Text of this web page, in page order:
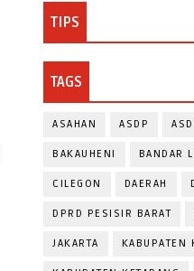
TIPS
TAGS
ASAHAN ASDP
BAKAUHENI BANDAR
CILEGON DAERAH
DPRD PESISIR BARAT
JAKARTA KABUPATEN